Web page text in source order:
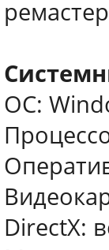
ОС:
DirectX: